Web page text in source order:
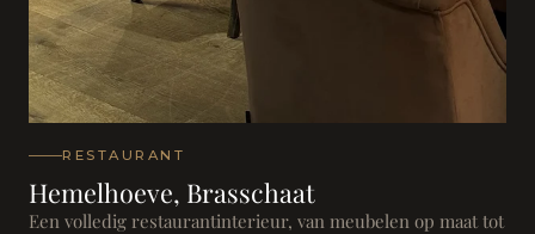
RESTAURANT
Hemelhoeve, Brasschaat
Een volledig restaurantinterieur, van meubelen op maat tot